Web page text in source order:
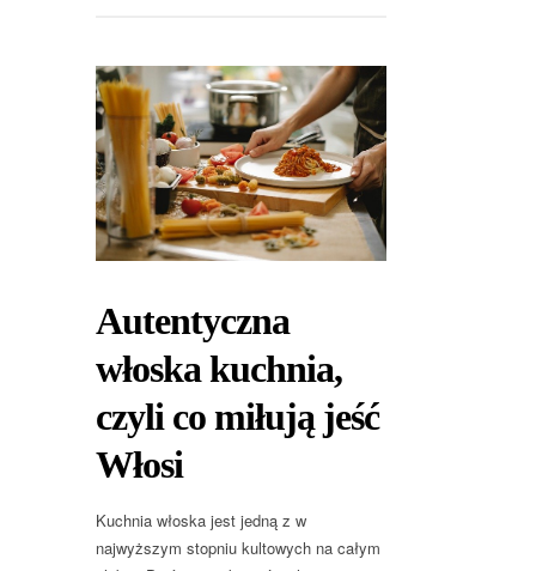
Autentyczna
włoska kuchnia,
czyli co miłują jeść
Włosi
Kuchnia włoska jest jedną z w
najwyższym stopniu kultowych na całym